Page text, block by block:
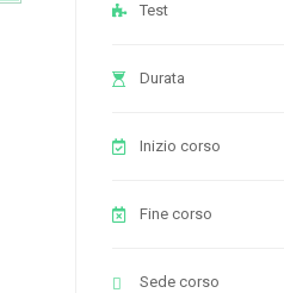
Test
Durata
Inizio corso
Fine corso
Sede corso